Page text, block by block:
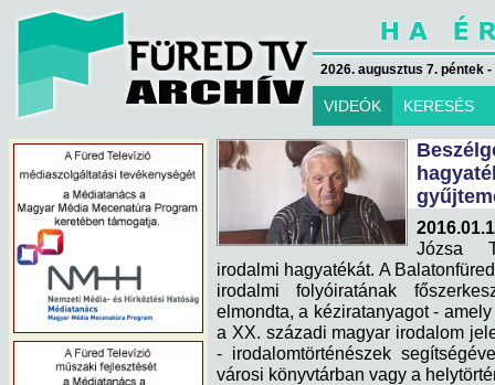
2026. augusztus 7. péntek
VIDEÓK KERESÉS
Józsa
irodalmi hagyatékát. A
irodalmi folyóiratának
elmondta, a kéziratanyagot -
a XX. századi magyar irodalom
- irodalomtörténészek
városi könyvtárban vagy a